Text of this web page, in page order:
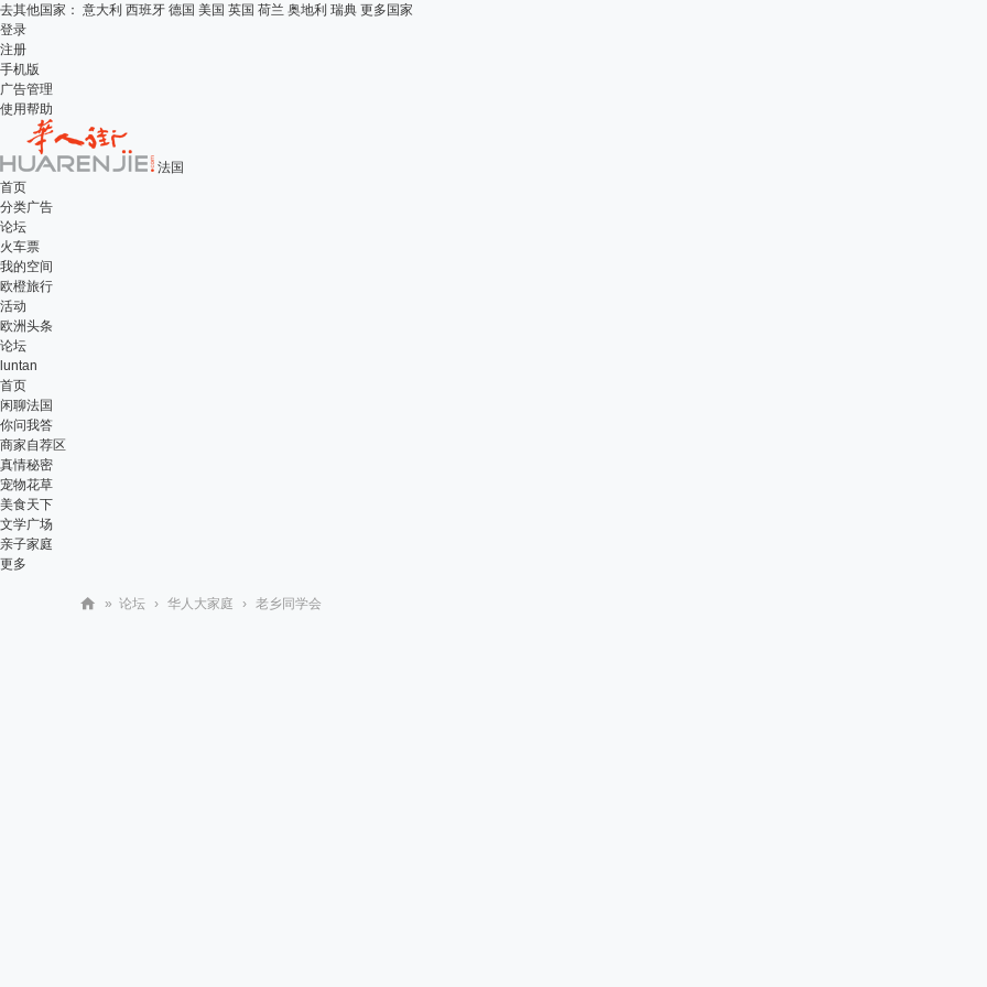
去其他国家： 意大利 西班牙 德国 美国 英国 荷兰 奥地利 瑞典 更多国家
登录
注册
手机版
广告管理
使用帮助
法国
首页
分类广告
论坛
火车票
我的空间
欧橙旅行
活动
欧洲头条
论坛
luntan
首页
闲聊法国
你问我答
商家自荐区
真情秘密
宠物花草
美食天下
文学广场
亲子家庭
更多
» 论坛 › 华人大家庭 › 老乡同学会